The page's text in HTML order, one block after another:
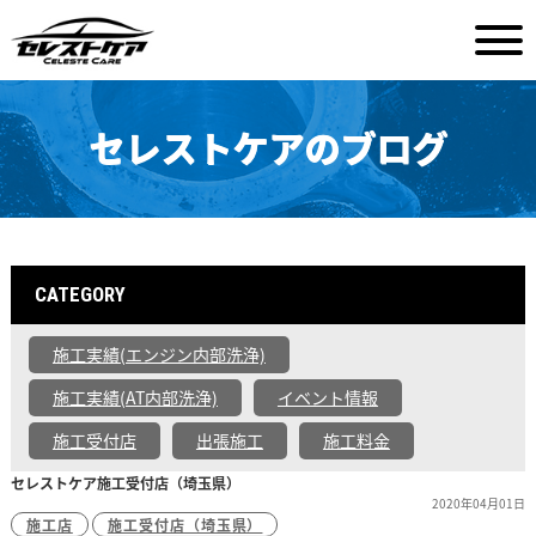
セレストケアのブログ
CATEGORY
施工実績(エンジン内部洗浄)
施工実績(AT内部洗浄)
イベント情報
施工受付店
出張施工 施工料金
セレストケア施工受付店（埼玉県）
2020年04月01日
施工店 施工受付店（埼玉県）